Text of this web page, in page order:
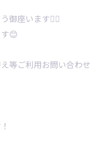
御座います🙇‍♂️
😊
等ご利用お問い合わせ